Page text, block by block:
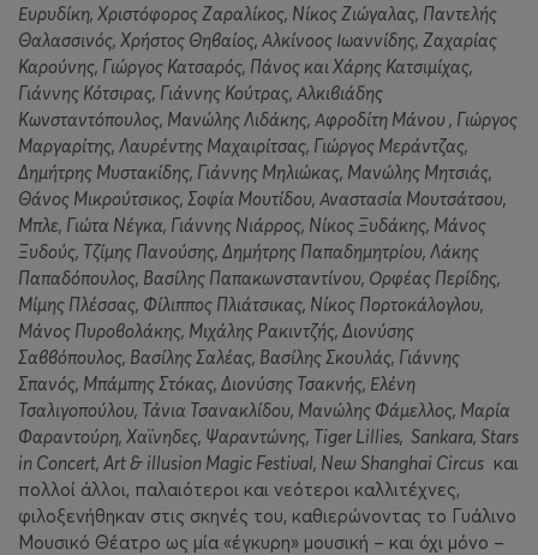
Ευρυδίκη, Χριστόφορος Ζαραλίκος, Νίκος Ζιώγαλας, Παντελής
Θαλασσινός, Χρήστος Θηβαίος, Αλκίνοος Ιωαννίδης, Ζαχαρίας
Καρούνης, Γιώργος Κατσαρός, Πάνος και Χάρης Κατσιμίχας,
Γιάννης Κότσιρας, Γιάννης Κούτρας, Αλκιβιάδης
Κωνσταντόπουλος, Μανώλης Λιδάκης, Αφροδίτη Μάνου , Γιώργος
Μαργαρίτης, Λαυρέντης Μαχαιρίτσας, Γιώργος Μεράντζας,
Δημήτρης Μυστακίδης, Γιάννης Μηλιώκας, Μανώλης Μητσιάς,
Θάνος Μικρούτσικος, Σοφία Μουτίδου, Αναστασία Μουτσάτσου,
Μπλε, Γιώτα Νέγκα, Γιάννης Νιάρρος, Νίκος Ξυδάκης, Μάνος
Ξυδούς, Τζίμης Πανούσης, Δημήτρης Παπαδημητρίου, Λάκης
Παπαδόπουλος, Βασίλης Παπακωνσταντίνου, Ορφέας Περίδης,
Μίμης Πλέσσας, Φίλιππος Πλιάτσικας, Νίκος Πορτοκάλογλου,
Μάνος Πυροβολάκης, Μιχάλης Ρακιντζής, Διονύσης
Σαββόπουλος, Βασίλης Σαλέας, Βασίλης Σκουλάς, Γιάννης
Σπανός, Μπάμπης Στόκας, Διονύσης Τσακνής, Ελένη
Τσαλιγοπούλου, Τάνια Τσανακλίδου, Μανώλης Φάμελλος, Μαρία
Φαραντούρη, Χαϊνηδες, Ψαραντώνης, Tiger Lillies, Sankara, Stars
in Concert, Art & illusion Magic Festival, New Shanghai Circus και
πολλοί άλλοι, παλαιότεροι και νεότεροι καλλιτέχνες,
φιλοξενήθηκαν στις σκηνές του, καθιερώνοντας το Γυάλινο
Μουσικό Θέατρο ως μία «έγκυρη» μουσική – και όχι μόνο –